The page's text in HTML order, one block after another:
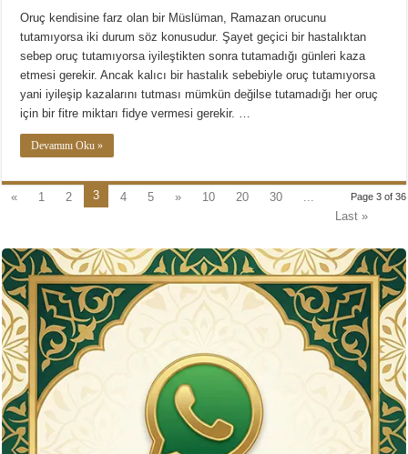
Oruç kendisine farz olan bir Müslüman, Ramazan orucunu
tutamıyorsa iki durum söz konusudur. Şayet geçici bir hastalıktan
sebep oruç tutamıyorsa iyileştikten sonra tutamadığı günleri kaza
etmesi gerekir. Ancak kalıcı bir hastalık sebebiyle oruç tutamıyorsa
yani iyileşip kazalarını tutması mümkün değilse tutamadığı her oruç
için bir fitre miktarı fidye vermesi gerekir. …
Devamını Oku »
Page 3 of 36
« 1 2 3 4 5 » 10 20 30
Last »